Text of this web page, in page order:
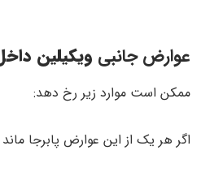
عوارض جانبی ویکیلین
ممکن است موارد زیر رخ دهد:
اگر هر یک از این عوارض پابرجا